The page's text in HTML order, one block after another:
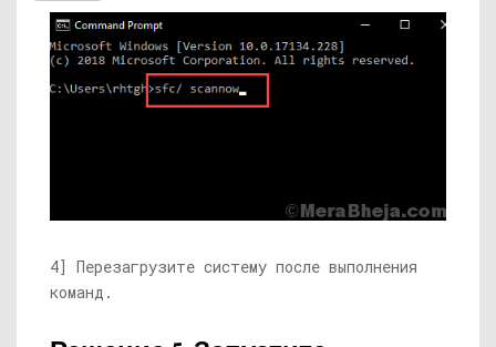
4] Перезагрузите систему после выполнения
команд.